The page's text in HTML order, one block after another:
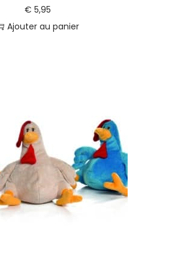
€ 5,95
Ajouter au panier